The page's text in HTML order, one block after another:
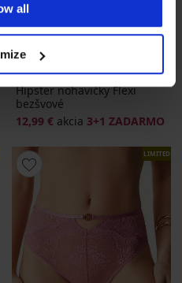
all
3+1 ZADARMO
Hipster nohavičky Flexi
bezšvové
12,99 € akcia 3+1 ZADARMO
LIMITED